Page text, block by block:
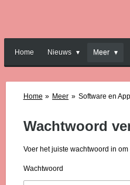
Home Nieuws Meer
Home » Meer » Software en
Wachtwoord
Voer het juiste wachtwoord in
Wachtwoord